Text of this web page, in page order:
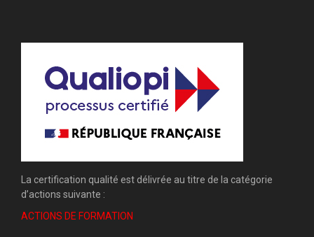
La certification qualité est délivrée au titre de la catégorie
d’actions suivante :
ACTIONS DE FORMATION